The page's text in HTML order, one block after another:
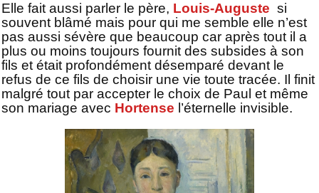
Elle fait aussi parler le père, Louis-Auguste si
souvent blâmé mais pour qui me semble elle n’est
pas aussi sévère que beaucoup car après tout il a
plus ou moins toujours fournit des subsides à son
fils et était profondément désemparé devant le
refus de ce fils de choisir une vie toute tracée. Il finit
malgré tout par accepter le choix de Paul et même
son mariage avec Hortense l’éternelle invisible.